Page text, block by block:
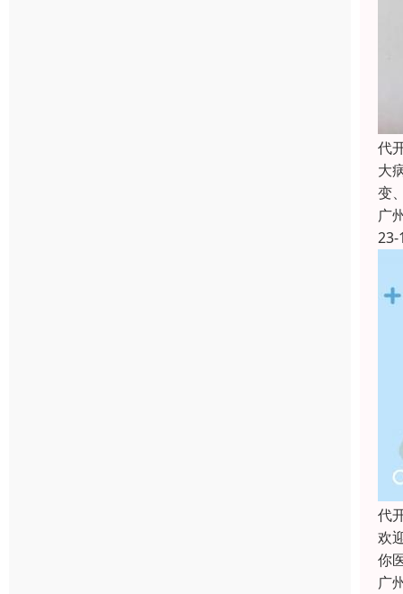
代
大
变
广
23-
代
欢
你
广